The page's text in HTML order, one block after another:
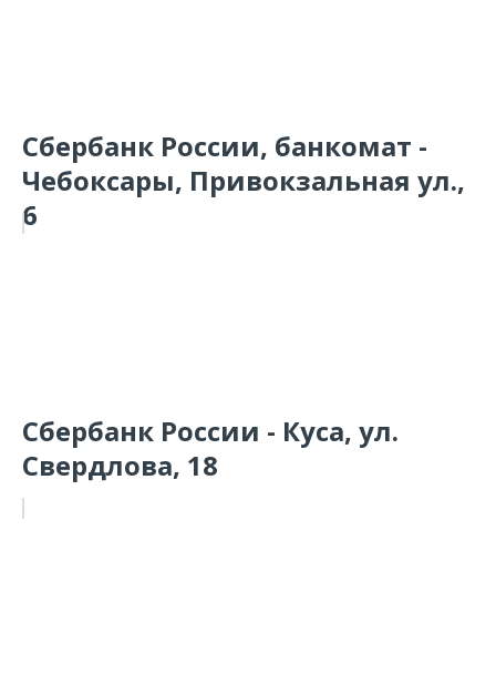
Сбербанк России, банкомат -
Чебоксары, Привокзальная ул.,
6
Сбербанк России - Куса, ул.
Свердлова, 18